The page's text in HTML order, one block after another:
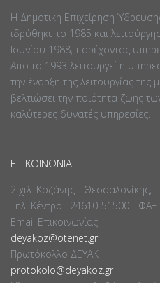
Η Δημοτική Επιχείρηση
ιδρύθηκε το 1985 και
Ιουνίου 1988, παρέχοντας
Απο το 1993 λειτουργεί η
την έναρξη της λειτουργίας της
βελτιώσει την ποιότητα ζωής
καλύτερες δυνατές υπηρεσίες.
ΕΠΙΚΟΙΝΩΝΊΑ
2 χιλ. Κοζάνης - Θεσσαλονίκης,
Τηλ. Κέντρο : 24610-51500 -
Email Επικοινωνίας
deyakoz@otenet.gr
Πρωτόκολλο ΔΕΥΑΚ
protokolo@deyakoz.gr